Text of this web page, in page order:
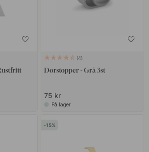
4
Dørstopper - Grå 3st
75 kr
På lager
15